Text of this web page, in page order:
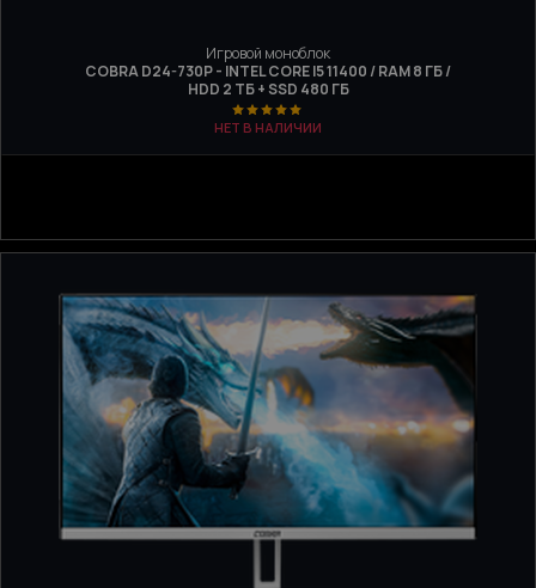
Игровой моноблок
COBRA D24-730P - INTEL CORE I5 11400 / RAM 8 ГБ /
HDD 2 ТБ + SSD 480 ГБ
НЕТ В НАЛИЧИИ